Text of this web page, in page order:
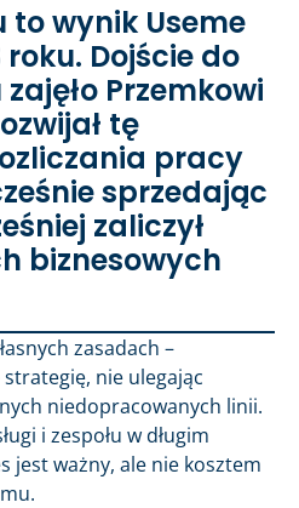
wynik Useme
Dojście do
Przemkowi
tę
pracy
sprzedając
zaliczył
biznesowych
zasadach –
nie ulegając
niedopracowanych linii.
i zespołu w długim
jest ważny, ale nie kosztem